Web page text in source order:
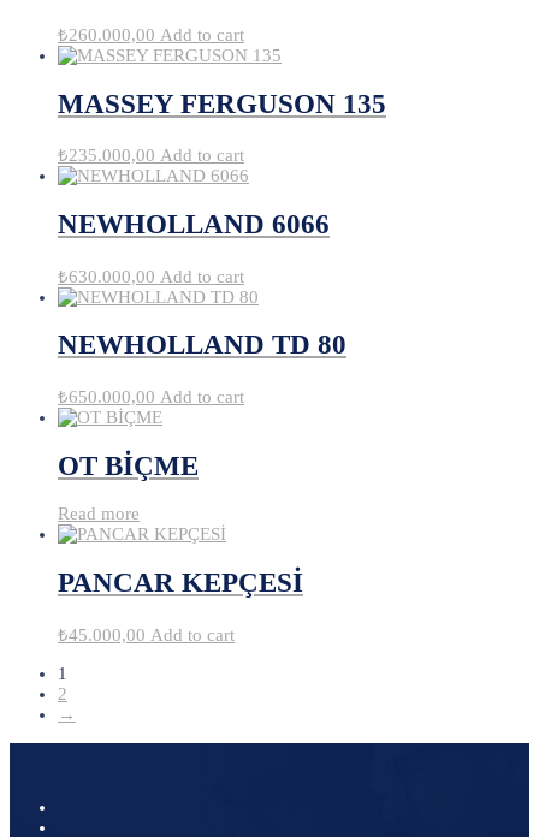
₺260.000,00 Add to cart
MASSEY FERGUSON 135
₺235.000,00 Add to cart
NEWHOLLAND 6066
₺630.000,00 Add to cart
NEWHOLLAND TD 80
₺650.000,00 Add to cart
OT BİÇME
Read more
PANCAR KEPÇESİ
₺45.000,00 Add to cart
1
2
→